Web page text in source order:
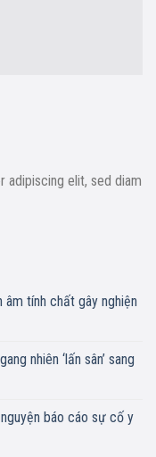
adipiscing elit, sed diam
tính chất gây nghiện
nhiên ‘lấn sân’ sang
báo cáo sự cố y